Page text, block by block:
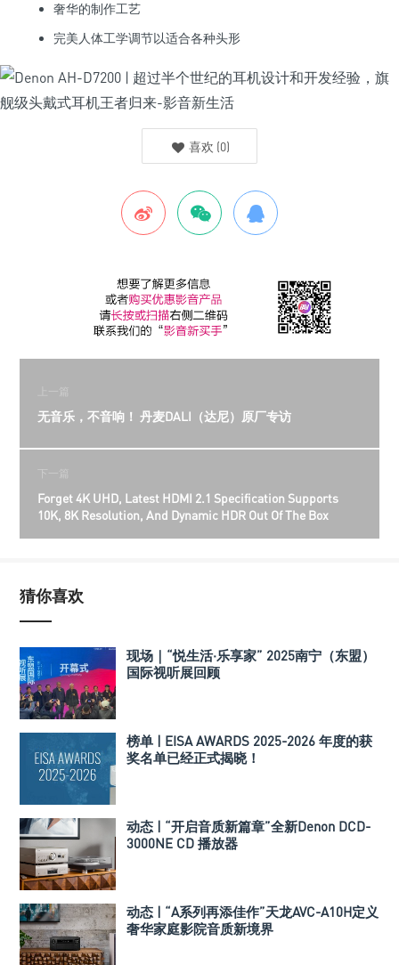
奢华的制作工艺
完美人体工学调节以适合各种头形
喜欢 (0)
上一篇
无音乐，不音响！ 丹麦DALI（达尼）原厂专访
下一篇
Forget 4K UHD, Latest HDMI 2.1 Specification Supports
10K, 8K Resolution, And Dynamic HDR Out Of The Box
猜你喜欢
现场｜“悦生活·乐享家” 2025南宁（东盟）
国际视听展回顾
榜单 | EISA AWARDS 2025-2026 年度的获
奖名单已经正式揭晓！
动态 | “开启音质新篇章”全新Denon DCD-
3000NE CD 播放器
动态 | “A系列再添佳作”天龙AVC-A10H定义
奢华家庭影院音质新境界